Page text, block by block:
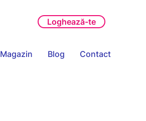
Loghează-te
Magazin Blog Contact